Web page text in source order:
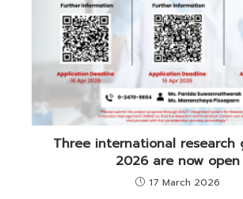
Three international research
2026 are now open
17 March 2026